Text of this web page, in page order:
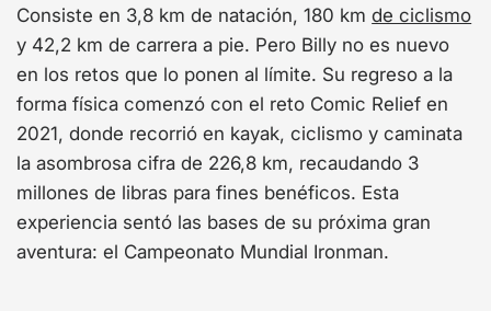
Consiste en 3,8 km de natación, 180 kmde ciclismo
y 42,2 km de carrera a pie. Pero Billy no es nuevo
en los retos que lo ponen al límite. Su regreso a la
forma física comenzó con el reto Comic Relief en
2021, donde recorrió en kayak, ciclismo y caminata
la asombrosa cifra de 226,8 km, recaudando 3
millones de libras para fines benéficos. Esta
experiencia sentó las bases de su próxima gran
aventura: el Campeonato Mundial Ironman.